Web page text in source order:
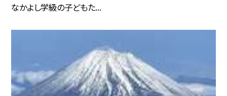
なかよし学級の子どもた...